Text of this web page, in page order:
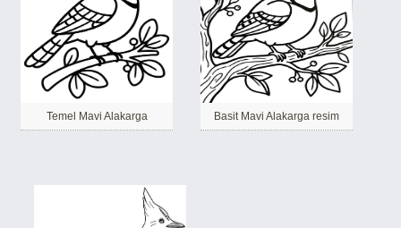
Temel Mavi Alakarga Basit Mavi Alakarga resim